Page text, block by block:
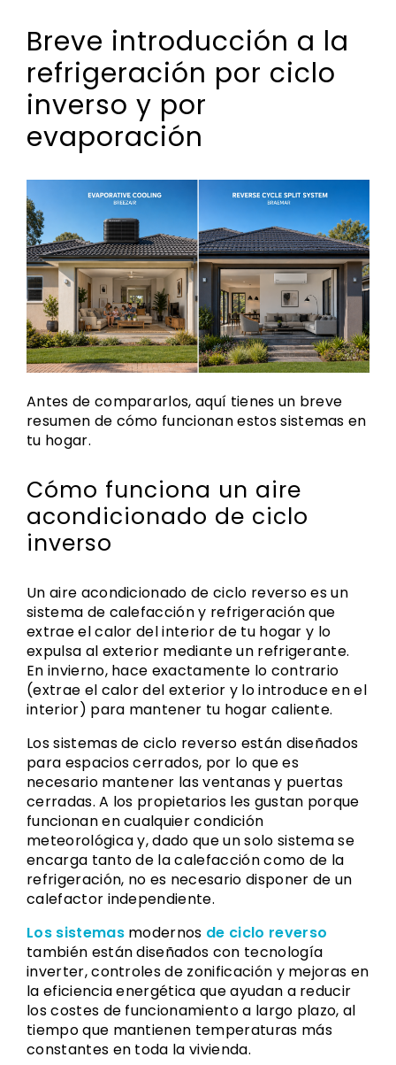
Breve introducción a la
refrigeración por ciclo
inverso y por
evaporación
Antes de compararlos, aquí tienes un breve
resumen de cómo funcionan estos sistemas en
tu hogar.
Cómo funciona un aire
acondicionado de ciclo
inverso
Un aire acondicionado de ciclo reverso es un
sistema de calefacción y refrigeración que
extrae el calor del interior de tu hogar y lo
expulsa al exterior mediante un refrigerante.
En invierno, hace exactamente lo contrario
(extrae el calor del exterior y lo introduce en el
interior) para mantener tu hogar caliente.
Los sistemas de ciclo reverso están diseñados
para espacios cerrados, por lo que es
necesario mantener las ventanas y puertas
cerradas. A los propietarios les gustan porque
funcionan en cualquier condición
meteorológica y, dado que un solo sistema se
encarga tanto de la calefacción como de la
refrigeración, no es necesario disponer de un
calefactor independiente.
Los sistemasmodernos de ciclo reverso
también están diseñados con tecnología
inverter, controles de zonificación y mejoras en
la eficiencia energética que ayudan a reducir
los costes de funcionamiento a largo plazo, al
tiempo que mantienen temperaturas más
constantes en toda la vivienda.